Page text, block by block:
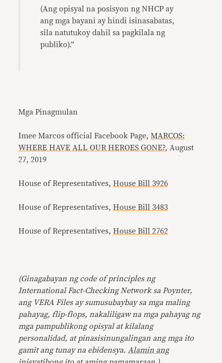
(Ang opisyal na posisyon ng NHCP ay
ang mga bayani ay hindi isinasabatas,
sila natutukoy dahil sa pagkilala ng
publiko).”
Mga Pinagmulan
Imee Marcos official Facebook Page, MARCOS:
WHERE HAVE ALL OUR HEROES GONE?, August
27, 2019
House of Representatives,House Bill 3926
House of Representatives,House Bill 3483
House of Representatives,House Bill 2762
(Ginagabayan ng code of principles ng
International Fact-Checking Network sa Poynter,
ang VERA Files ay sumusubaybay sa mga maling
pahayag, flip-flops, nakaliligaw na mga pahayag ng
mga pampublikong opisyal at kilalang
personalidad, at pinasisinungalingan ang mga ito
gamit ang tunay na ebidensya. Alamin ang